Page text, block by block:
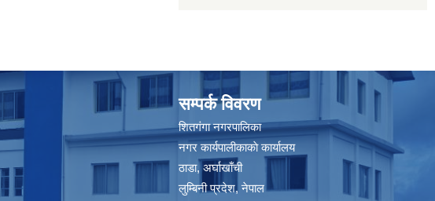
सम्पर्क विवरण
शितगंगा नगरपालिका
नगर कार्यपालीकाकाे कार्यालय
ठाडा, अर्घाखाँची
लुम्बिनी प्रदेश, नेपाल